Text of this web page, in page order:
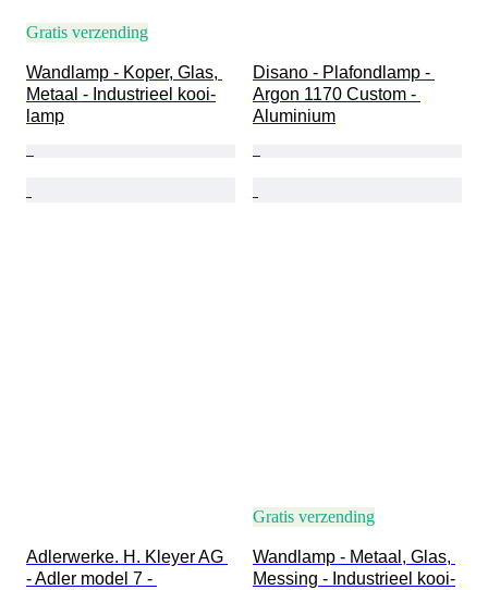
Gratis verzending
Wandlamp - Koper, Glas,
Metaal - Industrieel kooi-
lamp
Disano - Plafondlamp -
Argon 1170 Custom -
Aluminium
Adlerwerke. H. Kleyer AG
- Adler model 7 -
Gratis verzending
Wandlamp - Metaal, Glas,
Messing - Industrieel kooi-